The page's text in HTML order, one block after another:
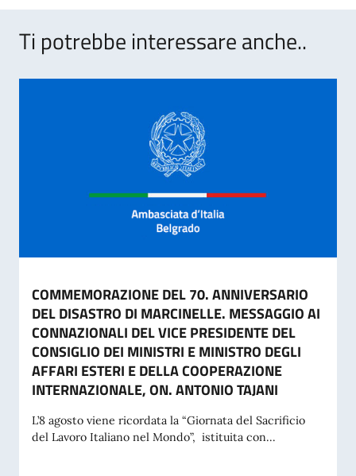
Ti potrebbe interessare anche..
COMMEMORAZIONE DEL 70. ANNIVERSARIO
DEL DISASTRO DI MARCINELLE. MESSAGGIO AI
CONNAZIONALI DEL VICE PRESIDENTE DEL
CONSIGLIO DEI MINISTRI E MINISTRO DEGLI
AFFARI ESTERI E DELLA COOPERAZIONE
INTERNAZIONALE, ON. ANTONIO TAJANI
L’8 agosto viene ricordata la “Giornata del Sacrificio
del Lavoro Italiano nel Mondo”, istituita con...